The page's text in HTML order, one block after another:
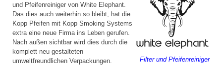
Filter und Pfeifenreiniger
und Pfeifenreiniger von White Elephant.
Das dies auch weiterhin so bleibt, hat die
Kopp Pfeifen mit Kopp Smoking Systems
extra eine neue Firma ins Leben gerufen.
Nach außen sichtbar wird dies durch die
komplett neu gestalteten
umweltfreundlichen Verpackungen.